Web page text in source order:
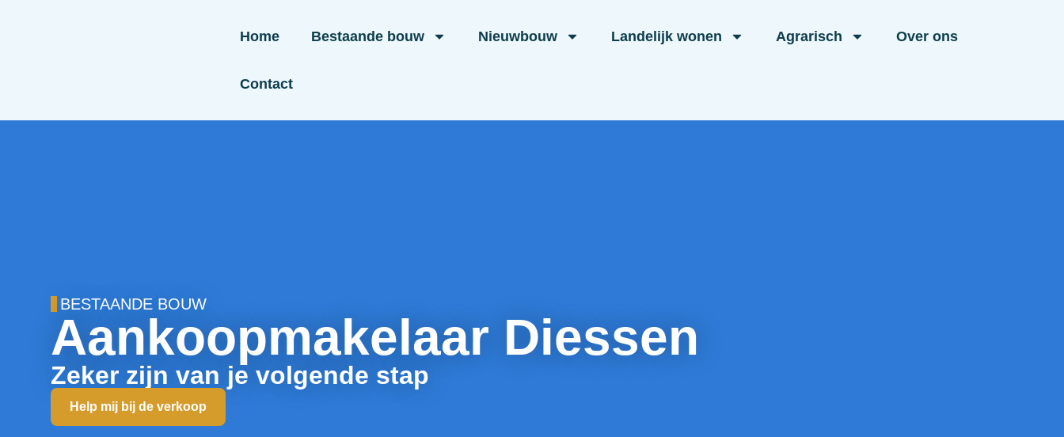
Home Bestaande bouw Nieuwbouw Landelijk wonen Agrarisch Over ons
Contact
BESTAANDE BOUW
Aankoopmakelaar Diessen
Zeker zijn van je volgende stap
Help mij bij de verkoop